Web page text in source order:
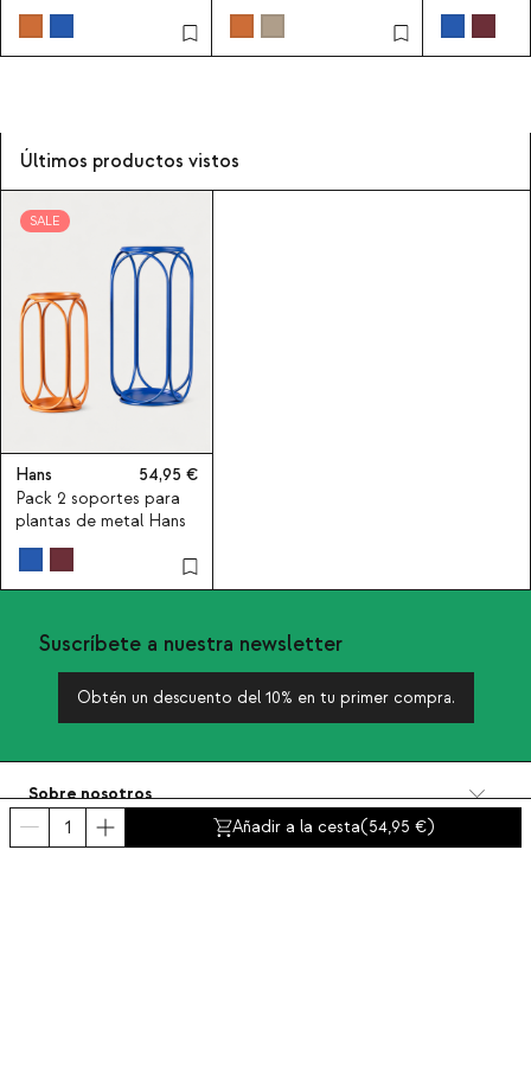
Añadir a la cesta(54,95 )
Últimos productos vistos
SALE
Hans
54,95
Pack 2 soportes para
plantas de metal Hans
Suscríbete a nuestra newsletter
Obtén un descuento del 10% en tu primer compra.
Sobre nosotros
Categorías
Contacto y ayuda